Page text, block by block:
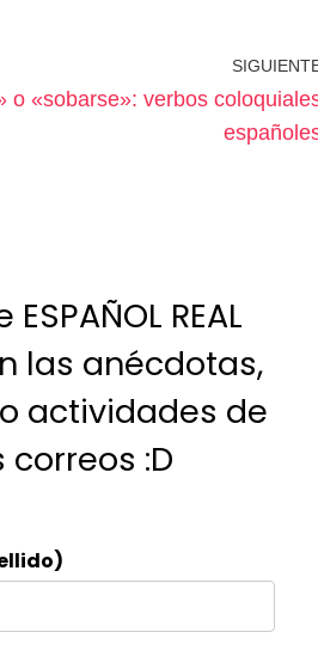
o «sobarse»: verbos
REAL
las anécdotas,
actividades de
correos :D